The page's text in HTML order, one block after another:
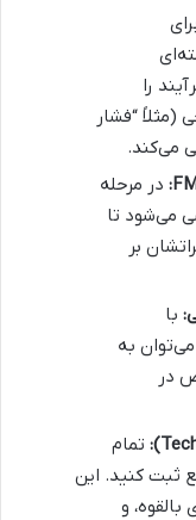
را
(مثلاً “فشار
می‌کند.
در مرحله
می‌شود تا
بر
با
به
در
تمام
ثبت کنید. این
و